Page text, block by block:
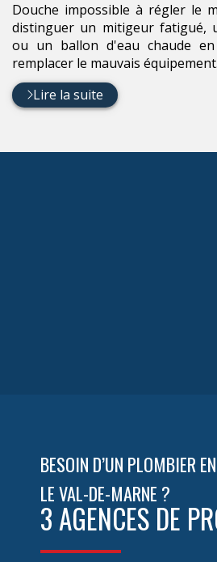
Douche impossible à régler le
distinguer un mitigeur fatigué,
ou un ballon d'eau chaude
remplacer le mauvais équipement.
Lire la suite
BESOIN D’UN PLOMBIER
LE VAL-DE-MARNE ?
3 AGENCES DE